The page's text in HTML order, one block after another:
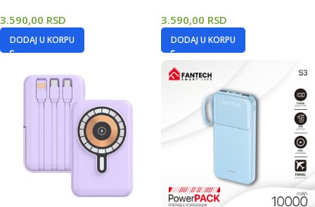
3.590,00 RSD
DODAJ U KORPU
3.590,00 RSD
DODAJ U KORPU